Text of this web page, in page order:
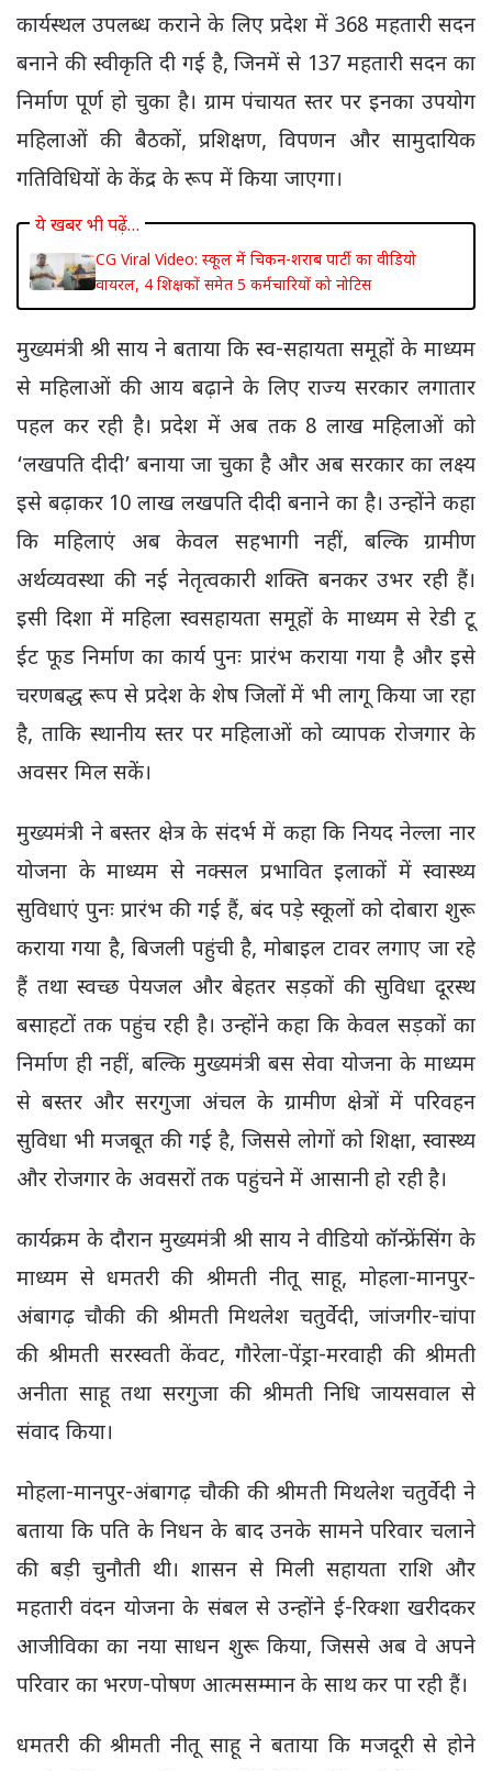
कार्यस्थल उपलब्ध कराने के लिए प्रदेश में 368 महतारी सदन
बनाने की स्वीकृति दी गई है, जिनमें से 137 महतारी सदन का
निर्माण पूर्ण हो चुका है। ग्राम पंचायत स्तर पर इनका उपयोग
महिलाओं की बैठकों, प्रशिक्षण, विपणन और सामुदायिक
गतिविधियों के केंद्र के रूप में किया जाएगा।
ये खबर भी पढ़ें…
CG Viral Video: स्कूल में चिकन-शराब पार्टी का वीडियो
वायरल, 4 शिक्षकों समेत 5 कर्मचारियों को नोटिस
मुख्यमंत्री श्री साय ने बताया कि स्व-सहायता समूहों के माध्यम
से महिलाओं की आय बढ़ाने के लिए राज्य सरकार लगातार
पहल कर रही है। प्रदेश में अब तक 8 लाख महिलाओं को
‘लखपति दीदी’ बनाया जा चुका है और अब सरकार का लक्ष्य
इसे बढ़ाकर 10 लाख लखपति दीदी बनाने का है। उन्होंने कहा
कि महिलाएं अब केवल सहभागी नहीं, बल्कि ग्रामीण
अर्थव्यवस्था की नई नेतृत्वकारी शक्ति बनकर उभर रही हैं।
इसी दिशा में महिला स्वसहायता समूहों के माध्यम से रेडी टू
ईट फूड निर्माण का कार्य पुनः प्रारंभ कराया गया है और इसे
चरणबद्ध रूप से प्रदेश के शेष जिलों में भी लागू किया जा रहा
है, ताकि स्थानीय स्तर पर महिलाओं को व्यापक रोजगार के
अवसर मिल सकें।
मुख्यमंत्री ने बस्तर क्षेत्र के संदर्भ में कहा कि नियद नेल्ला नार
योजना के माध्यम से नक्सल प्रभावित इलाकों में स्वास्थ्य
सुविधाएं पुनः प्रारंभ की गई हैं, बंद पड़े स्कूलों को दोबारा शुरू
कराया गया है, बिजली पहुंची है, मोबाइल टावर लगाए जा रहे
हैं तथा स्वच्छ पेयजल और बेहतर सड़कों की सुविधा दूरस्थ
बसाहटों तक पहुंच रही है। उन्होंने कहा कि केवल सड़कों का
निर्माण ही नहीं, बल्कि मुख्यमंत्री बस सेवा योजना के माध्यम
से बस्तर और सरगुजा अंचल के ग्रामीण क्षेत्रों में परिवहन
सुविधा भी मजबूत की गई है, जिससे लोगों को शिक्षा, स्वास्थ्य
और रोजगार के अवसरों तक पहुंचने में आसानी हो रही है।
कार्यक्रम के दौरान मुख्यमंत्री श्री साय ने वीडियो कॉन्फ्रेंसिंग के
माध्यम से धमतरी की श्रीमती नीतू साहू, मोहला-मानपुर-
अंबागढ़ चौकी की श्रीमती मिथलेश चतुर्वेदी, जांजगीर-चांपा
की श्रीमती सरस्वती केंवट, गौरेला-पेंड्रा-मरवाही की श्रीमती
अनीता साहू तथा सरगुजा की श्रीमती निधि जायसवाल से
संवाद किया।
मोहला-मानपुर-अंबागढ़ चौकी की श्रीमती मिथलेश चतुर्वेदी ने
बताया कि पति के निधन के बाद उनके सामने परिवार चलाने
की बड़ी चुनौती थी। शासन से मिली सहायता राशि और
महतारी वंदन योजना के संबल से उन्होंने ई-रिक्शा खरीदकर
आजीविका का नया साधन शुरू किया, जिससे अब वे अपने
परिवार का भरण-पोषण आत्मसम्मान के साथ कर पा रही हैं।
धमतरी की श्रीमती नीतू साहू ने बताया कि मजदूरी से होने